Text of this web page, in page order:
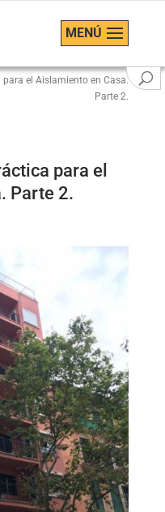
MENÚ
el Aislamiento en Casa.
Parte 2.
para el
Parte 2.